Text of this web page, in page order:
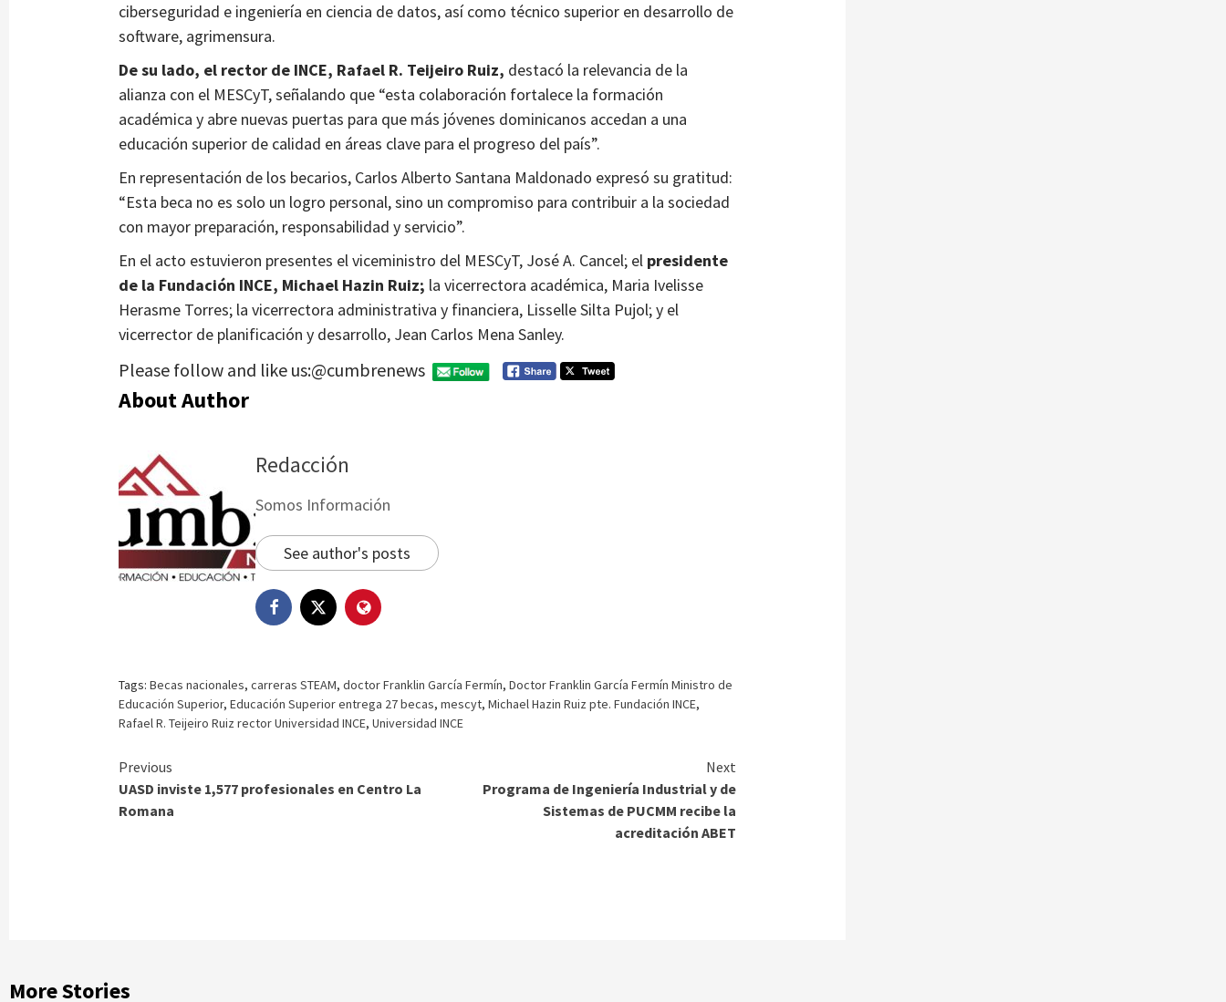
ciberseguridad e ingeniería en ciencia de datos, así como técnico superior en desarrollo de
software, agrimensura.
De su lado, el rector de INCE, Rafael R. Teijeiro Ruiz, destacó la relevancia de la
alianza con el MESCyT, señalando que “esta colaboración fortalece la formación
académica y abre nuevas puertas para que más jóvenes dominicanos accedan a una
educación superior de calidad en áreas clave para el progreso del país”.
En representación de los becarios, Carlos Alberto Santana Maldonado expresó su gratitud:
“Esta beca no es solo un logro personal, sino un compromiso para contribuir a la sociedad
con mayor preparación, responsabilidad y servicio”.
En el acto estuvieron presentes el viceministro del MESCyT, José A. Cancel; el presidente
de la Fundación INCE, Michael Hazin Ruiz; la vicerrectora académica, Maria Ivelisse
Herasme Torres; la vicerrectora administrativa y financiera, Lisselle Silta Pujol; y el
vicerrector de planificación y desarrollo, Jean Carlos Mena Sanley.
Please follow and like us:@cumbrenews
About Author
Redacción
Somos Información
See author's posts
Tags:Becas nacionales,carreras STEAM,doctor Franklin García Fermín,Doctor Franklin García Fermín Ministro de
Educación Superior,Educación Superior entrega 27 becas,mescyt,Michael Hazin Ruiz pte. Fundación INCE,
Rafael R. Teijeiro Ruiz rector Universidad INCE,Universidad INCE
Continue
Reading
Previous
UASD inviste 1,577 profesionales en Centro La
Romana
Next
Programa de Ingeniería Industrial y de
Sistemas de PUCMM recibe la
acreditación ABET
More Stories